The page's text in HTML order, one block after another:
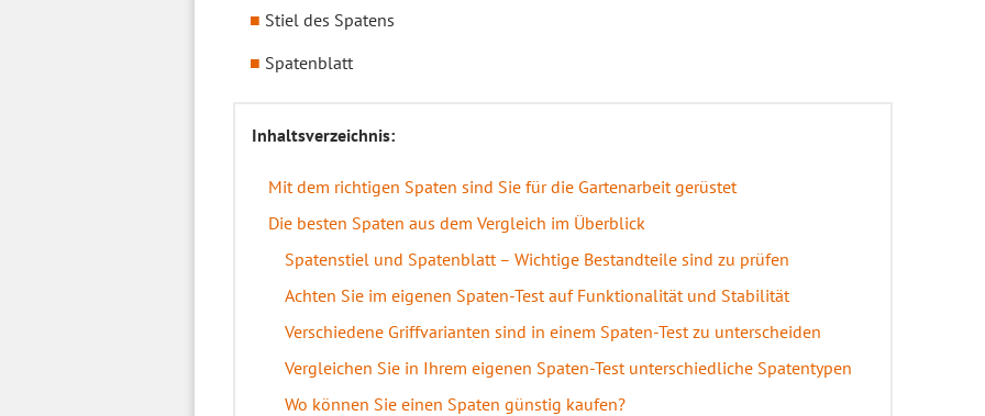
Stiel des Spatens
Spatenblatt
Inhaltsverzeichnis:
Mit dem richtigen Spaten sind Sie für die Gartenarbeit gerüstet
Die besten Spaten aus dem Vergleich im Überblick
Spatenstiel und Spatenblatt – Wichtige Bestandteile sind zu prüfen
Achten Sie im eigenen Spaten-Test auf Funktionalität und Stabilität
Verschiedene Griffvarianten sind in einem Spaten-Test zu unterscheiden
Vergleichen Sie in Ihrem eigenen Spaten-Test unterschiedliche Spatentypen
Wo können Sie einen Spaten günstig kaufen?